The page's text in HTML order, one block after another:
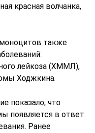
красная волчанка,
также
лейкоза (ХММЛ),
Ходжкина.
показало, что
появляется в ответ
Ранее